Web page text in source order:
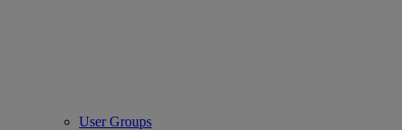
User Groups